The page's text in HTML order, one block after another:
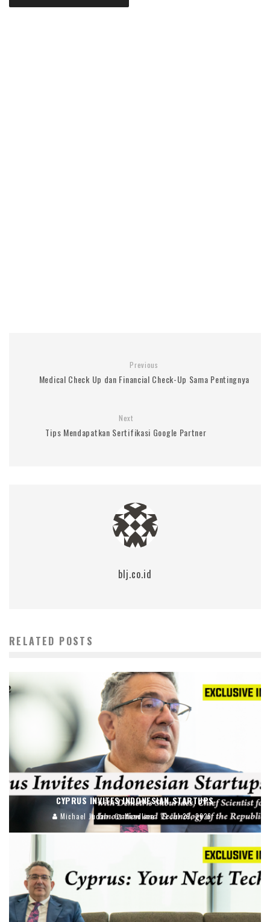
Previous
Medical Check Up dan Financial Check-Up Sama Pentingnya
Next
Tips Mendapatkan Sertifikasi Google Partner
blj.co.id
RELATED POSTS
CYPRUS INVITES INDONESIAN STARTUPS
Michael Judah Headline Jul 29, 2026